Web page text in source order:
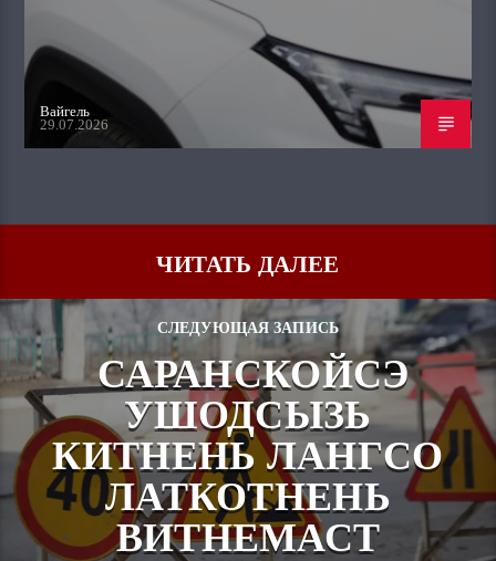
Вайгель
29.07.2026
ЧИТАТЬ ДАЛЕЕ
СЛЕДУЮЩАЯ ЗАПИСЬ
САРАНСКОЙСЭ
УШОДСЫЗЬ
КИТНЕНЬ ЛАНГСО
ЛАТКОТНЕНЬ
ВИТНЕМАСТ